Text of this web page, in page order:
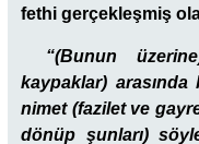
fethi gerçekleşmiş
“(Bunun
kaypaklar) arasında
nimet (fazilet ve
dönüp şunları)